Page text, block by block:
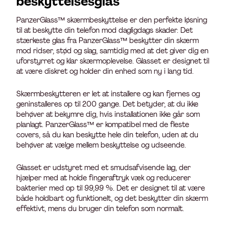
PanzerGlass™ skærmbeskyttelse er den perfekte løsning
til at beskytte din telefon mod dagligdags skader. Det
stærkeste glas fra PanzerGlass™ beskytter din skærm
mod ridser, stød og slag, samtidig med at det giver dig en
uforstyrret og klar skærmoplevelse. Glasset er designet til
at være diskret og holder din enhed som ny i lang tid.
Skærmbeskytteren er let at installere og kan fjernes og
geninstalleres op til 200 gange. Det betyder, at du ikke
behøver at bekymre dig, hvis installationen ikke går som
planlagt. PanzerGlass™ er kompatibel med de fleste
covers, så du kan beskytte hele din telefon, uden at du
behøver at vælge mellem beskyttelse og udseende.
Glasset er udstyret med et smudsafvisende lag, der
hjælper med at holde fingeraftryk væk og reducerer
bakterier med op til 99,99 %. Det er designet til at være
både holdbart og funktionelt, og det beskytter din skærm
effektivt, mens du bruger din telefon som normalt.